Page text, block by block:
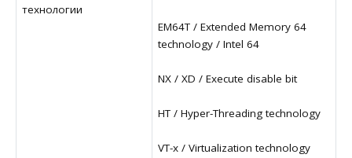
технологии
EM64T / Extended Memory 64
technology / Intel 64
NX / XD / Execute disable bit
HT / Hyper-Threading technology
VT-x / Virtualization technology